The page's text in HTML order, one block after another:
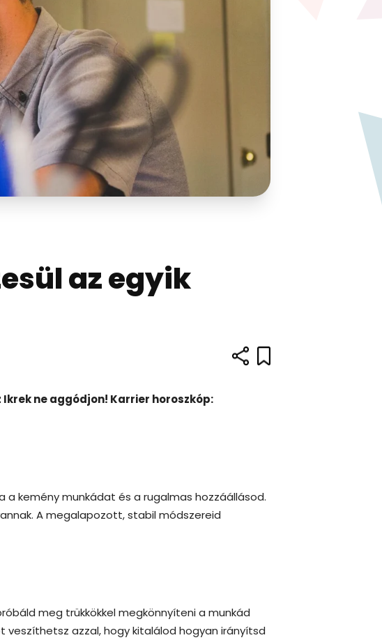
az egyik
ne aggódjon! Karrier horoszkóp:
kemény munkádat és a rugalmas hozzáállásod.
A megalapozott, stabil módszereid
meg trükkökkel megkönnyíteni a munkád
azzal, hogy kitalálod hogyan irányítsd